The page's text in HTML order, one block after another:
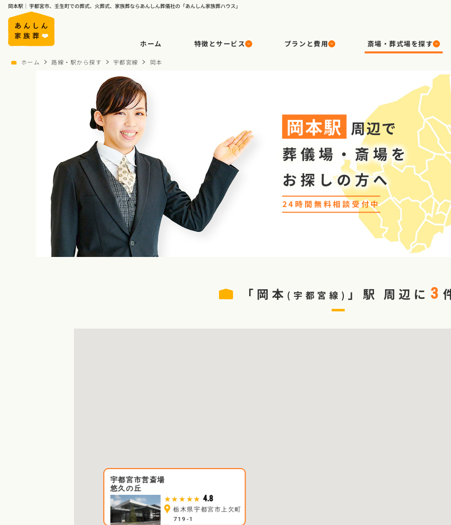
岡本駅｜ 宇都宮市、壬生町での葬式、火葬式、家族葬ならあんしん葬儀社の「あんしん家族葬ハウス」
ホーム 特徴とサービス プランと費用 斎場・葬式場を探す
ホーム 路線・駅から探す 宇都宮線 岡本
岡本駅 周辺で
葬儀場・斎場を
お探しの方へ
24時間無料相談受付中
「 岡本 ( 宇都宮線 )」駅 周辺に 3
宇都宮市営斎場
悠久の丘
★★★★★ 4.8
栃木県宇都宮市上欠町
719-1